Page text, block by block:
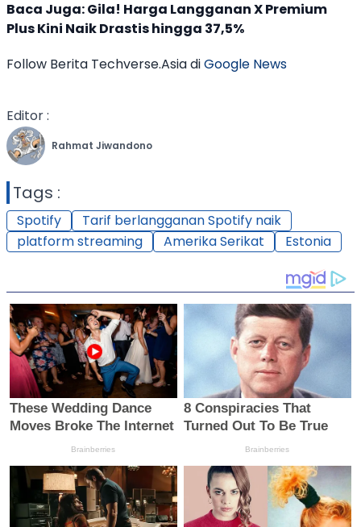
Baca Juga:Gila! Harga Langganan X Premium
Plus Kini Naik Drastis hingga 37,5%
Follow Berita Techverse.Asia diGoogle News
Editor :
Rahmat Jiwandono
Tags :
Spotify
Tarif berlangganan Spotify naik
platform streaming
Amerika Serikat Estonia